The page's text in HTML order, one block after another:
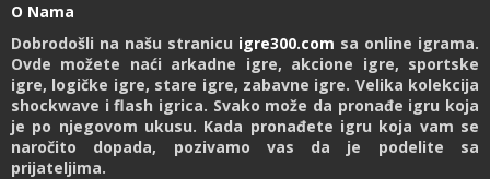
O Nama
Dobrodošli na našu stranicu igre300.com sa online igrama.
Ovde možete naći arkadne igre, akcione igre, sportske
igre, logičke igre, stare igre, zabavne igre. Velika kolekcija
shockwave i flash igrica. Svako može da pronađe igru koja
je po njegovom ukusu. Kada pronađete igru koja vam se
naročito dopada, pozivamo vas da je podelite sa
prijateljima.